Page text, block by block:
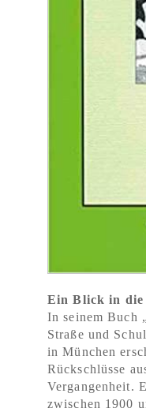
Ein Blick in die
In seinem Buch
Straße und
in München
Rückschlüsse
Vergangenheit.
zwischen 1900